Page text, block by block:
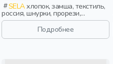
SELAхлопок, замша, текстиль,
россия, шнурки, прорези,
эластичные, девочки, дети
Подробнее